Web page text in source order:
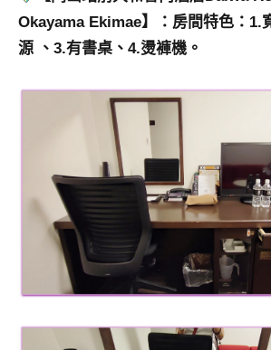
Okayama Ekimae】：房間特色：1.
源 、3.有書桌、4.燙褲機。